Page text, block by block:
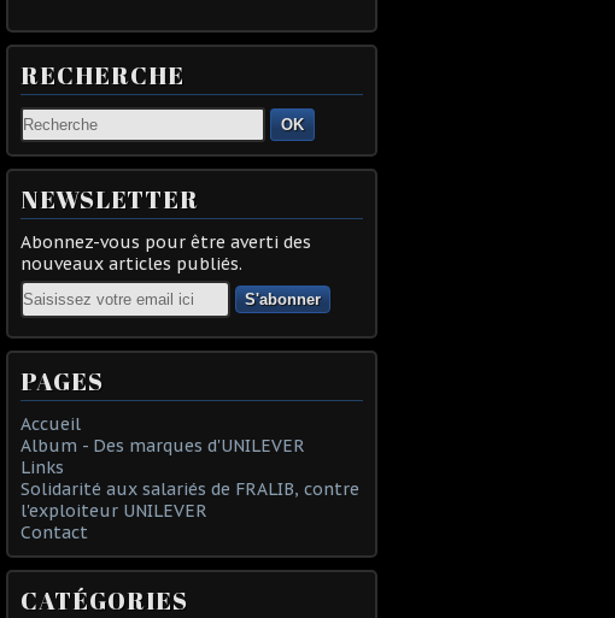
RECHERCHE
OK
NEWSLETTER
Abonnez-vous pour être averti des
nouveaux articles publiés.
Email
PAGES
Accueil
Album - Des marques d'UNILEVER
Links
Solidarité aux salariés de FRALIB, contre
l'exploiteur UNILEVER
Contact
CATÉGORIES